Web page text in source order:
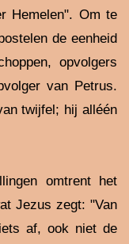
Hemelen". Om te
de eenheid
opvolgers
van Petrus.
twijfel; hij alléén
omtrent het
Jezus zegt: "Van
af, ook niet de